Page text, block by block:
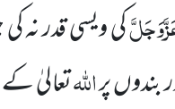
کی ویسی قدر نہ
پراللہتعالیٰ